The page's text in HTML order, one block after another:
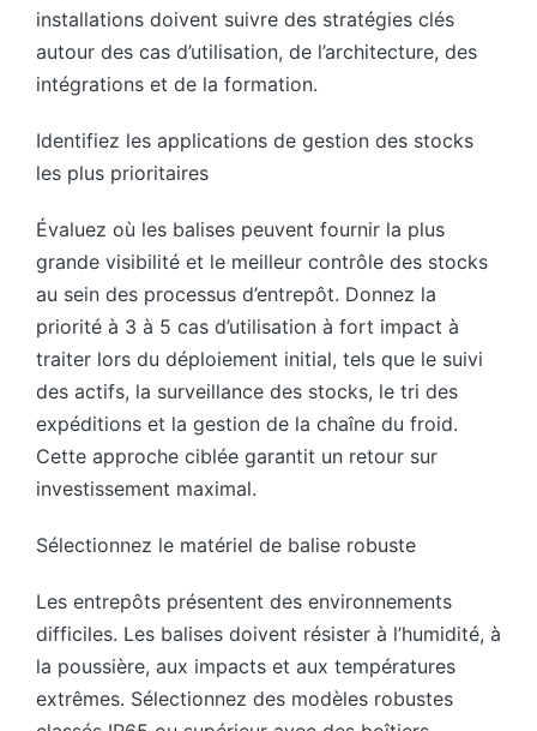
installations doivent suivre des stratégies clés
autour des cas d’utilisation, de l’architecture, des
intégrations et de la formation.
Identifiez les applications de gestion des stocks
les plus prioritaires
Évaluez où les balises peuvent fournir la plus
grande visibilité et le meilleur contrôle des stocks
au sein des processus d’entrepôt. Donnez la
priorité à 3 à 5 cas d’utilisation à fort impact à
traiter lors du déploiement initial, tels que le suivi
des actifs, la surveillance des stocks, le tri des
expéditions et la gestion de la chaîne du froid.
Cette approche ciblée garantit un retour sur
investissement maximal.
Sélectionnez le matériel de balise robuste
Les entrepôts présentent des environnements
difficiles. Les balises doivent résister à l’humidité, à
la poussière, aux impacts et aux températures
extrêmes. Sélectionnez des modèles robustes